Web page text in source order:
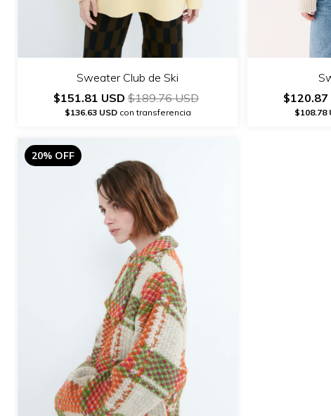
Sweater Club de Ski
$151.81 USD$189.76 USD
$136.63 USDcon transferencia
$120.87
$108.78
20% OFF